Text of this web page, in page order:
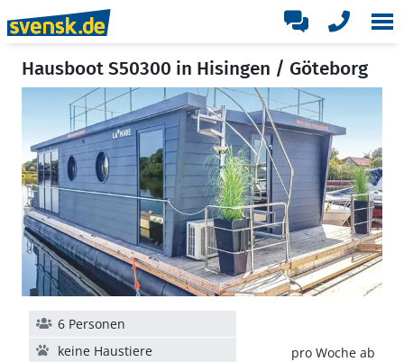
Hausboot S50300 in Hisingen / Göteborg
pro Woche ab
6 Personen
keine Haustiere